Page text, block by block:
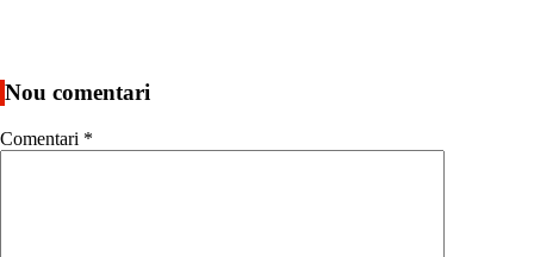
Nou comentari
Comentari *